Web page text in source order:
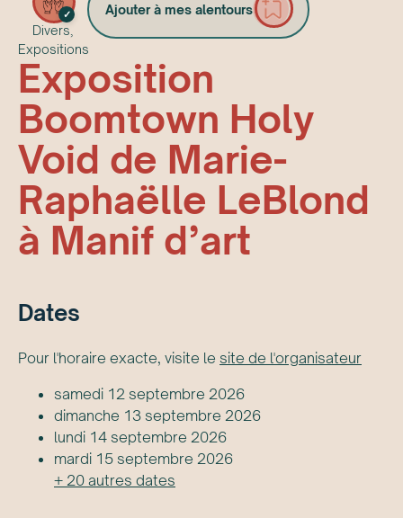
✓
Divers,
Expositions
Ajouter à mes alentours
Exposition
Boomtown Holy
Void de Marie-
Raphaëlle LeBlond
à Manif d’art
Dates
Pour l'horaire exacte, visite le site de l'organisateur
samedi 12 septembre 2026
dimanche 13 septembre 2026
lundi 14 septembre 2026
mardi 15 septembre 2026
+ 20 autres dates